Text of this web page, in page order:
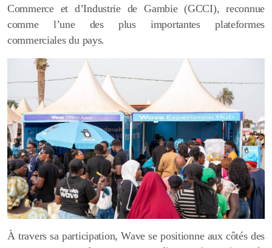
Commerce et d’Industrie de Gambie (GCCI), reconnue
comme l’une des plus importantes plateformes
commerciales du pays.
À travers sa participation, Wave se positionne aux côtés des